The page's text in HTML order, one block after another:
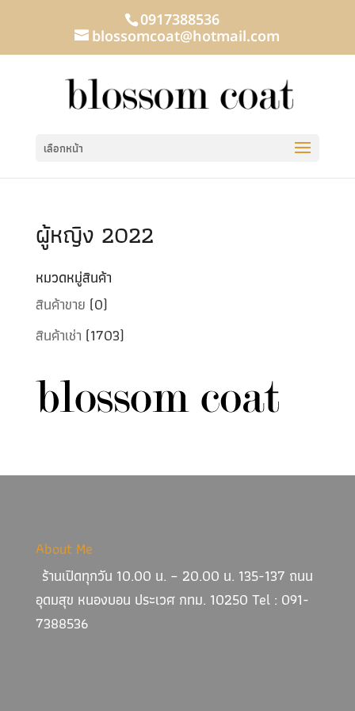
0917388536
blossomcoat@hotmail.com
เลือกหน้า
ผู้หญิง 2022
หมวดหมู่สินค้า
สินค้าขาย (0)
สินค้าเช่า (1703)
About Me
ร้านเปิดทุกวัน 10.00 น. – 20.00 น. 135-137 ถนน
อุดมสุข หนองบอน ประเวศ กทม. 10250 Tel : 091-
7388536